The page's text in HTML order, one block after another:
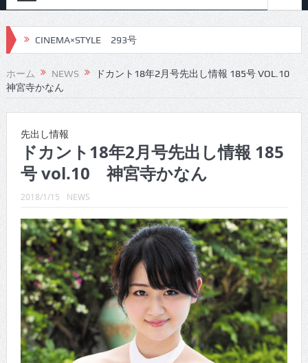
CINEMA×STYLE 293号
CINEMA×STYLE 292号
CINEMA×STYLE 291号
CINEMA×STYLE 289号
CINEMA×STYLE 288号
CINEMA×STYLE 287号
CINEMA×STYLE 286号
CINEMA×STYLE 285号
CINEMA×STYLE 294号
ホーム NEWS
ドカント18年2月号先出し情報 185号 VOL.10
神宮寺かなん
先出し情報
ドカント18年2月号先出し情報 185
号 vol.10 神宮寺かなん
2018/1/15 NEWS